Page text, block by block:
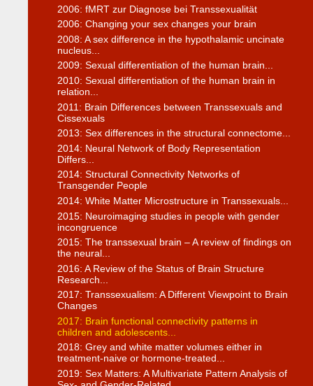
2006: fMRT zur Diagnose bei Transsexualität
2006: Changing your sex changes your brain
2008: A sex difference in the hypothalamic uncinate
nucleus...
2009: Sexual differentiation of the human brain...
2010: Sexual differentiation of the human brain in
relation...
2011: Brain Differences between Transsexuals and
Cissexuals
2013: Sex differences in the structural connectome...
2014: Neural Network of Body Representation
Differs...
2014: Structural Connectivity Networks of
Transgender People
2014: White Matter Microstructure in Transsexuals...
2015: Neuroimaging studies in people with gender
incongruence
2015: The transsexual brain – A review of findings on
the neural...
2016: A Review of the Status of Brain Structure
Research...
2017: Transsexualism: A Different Viewpoint to Brain
Changes
2017: Brain functional connectivity patterns in
children and adolescents...
2018: Grey and white matter volumes either in
treatment-naive or hormone-treated...
2019: Sex Matters: A Multivariate Pattern Analysis of